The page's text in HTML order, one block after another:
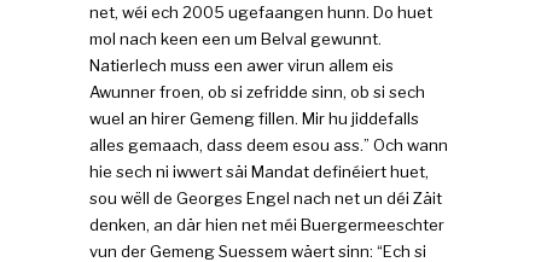
net, wéi ech 2005 ugefaangen hunn. Do huet
mol nach keen een um Belval gewunnt.
Natierlech muss een awer virun allem eis
Awunner froen, ob si zefridde sinn, ob si sech
wuel an hirer Gemeng fillen. Mir hu jiddefalls
alles gemaach, dass deem esou ass.” Och wann
hie sech ni iwwert säi Mandat definéiert huet,
sou wëll de Georges Engel nach net un déi Zäit
denken, an där hien net méi Buergermeeschter
vun der Gemeng Suessem wäert sinn: “Ech si